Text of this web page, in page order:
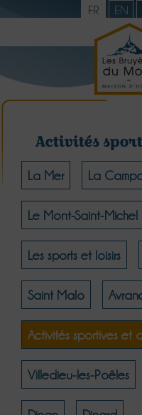
FR EN
Activités
La Mer La
Le Mont-Saint-Michel
Les sports et loisirs
Saint Malo
Activités sportives et
Villedieu-les-Poêles